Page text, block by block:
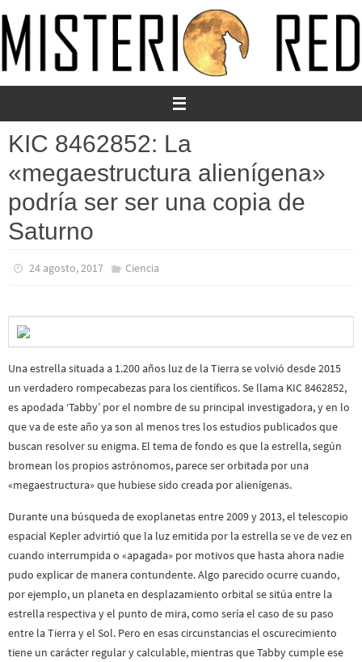
al
contenido
KIC 8462852: La
«megaestructura alienígena»
podría ser ser una copia de
Saturno
24 agosto, 2017 Ciencia
Una estrella situada a 1.200 años luz de la Tierra se volvió desde 2015
un verdadero rompecabezas para los científicos. Se llama KIC 8462852,
es apodada ‘Tabby’ por el nombre de su principal investigadora, y en lo
que va de este año ya son al menos tres los estudios publicados que
buscan resolver su enigma. El tema de fondo es que la estrella, según
bromean los propios astrónomos, parece ser orbitada por una
«megaestructura» que hubiese sido creada por alienígenas.
Durante una búsqueda de exoplanetas entre 2009 y 2013, el telescopio
espacial Kepler advirtió que la luz emitida por la estrella se ve de vez en
cuando interrumpida o «apagada» por motivos que hasta ahora nadie
pudo explicar de manera contundente. Algo parecido ocurre cuando,
por ejemplo, un planeta en desplazamiento orbital se sitúa entre la
estrella respectiva y el punto de mira, como sería el caso de su paso
entre la Tierra y el Sol. Pero en esas circunstancias el oscurecimiento
tiene un carácter regular y calculable, mientras que Tabby cumple ese